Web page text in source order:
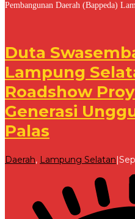
Pembangunan Daerah (Bappeda)
Duta
Lampung
Roadshow
Generasi
Palas
Daerah, Lampung Selatan|